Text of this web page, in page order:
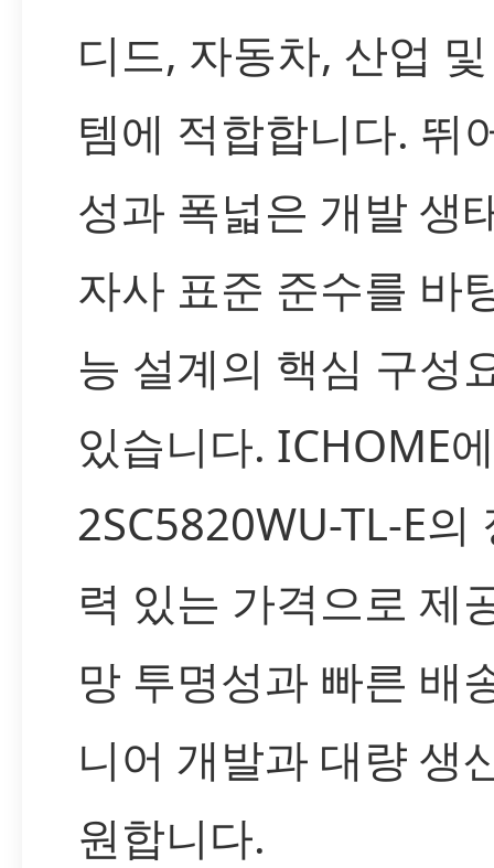
디드, 자동차, 산업
템에 적합합니다. 뛰
성과 폭넓은 개발 생
자사 표준 준수를 바
능 설계의 핵심 구성
있습니다. ICHOME
2SC5820WU-TL-E의
력 있는 가격으로 제
망 투명성과 빠른 배
니어 개발과 대량 생
원합니다.